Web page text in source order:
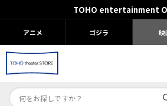
TOHO entertainment
アニメ ゴジラ 映